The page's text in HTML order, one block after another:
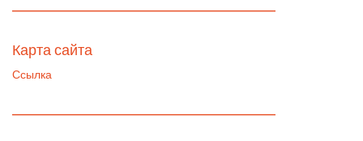
—————————————————————————
Карта сайта
Ссылка
—————————————————————————